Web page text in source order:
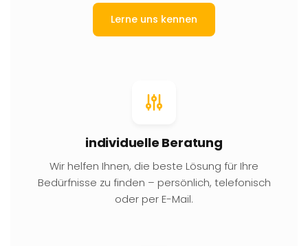
Lerne uns kennen
individuelle Beratung
Wir helfen Ihnen, die beste Lösung für Ihre
Bedürfnisse zu finden – persönlich, telefonisch
oder per E-Mail.